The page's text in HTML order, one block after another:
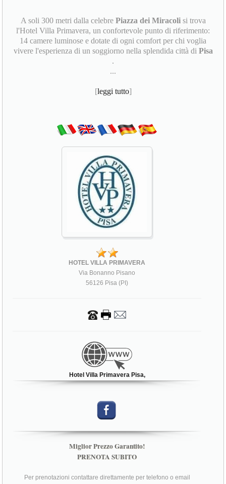
A soli 300 metri dalla celebre Piazza dei Miracolisi trova
l'Hotel Villa Primavera, un confortevole punto di riferimento:
14 camere luminose e dotate di ogni comfort per chi voglia
vivere l'esperienza di un soggiorno nella splendida città di Pisa
.
...
[leggi tutto]
HOTEL VILLA PRIMAVERA
Via Bonanno Pisano
56126 Pisa (PI)
Hotel Villa Primavera Pisa,
Miglior Prezzo Garantito!
PRENOTA SUBITO
Per prenotazioni contattare direttamente per telefono o email